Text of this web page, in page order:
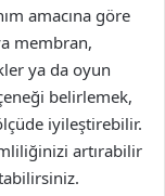
amacına göre
membran,
ya da oyun
belirlemek,
iyileştirebilir.
artırabilir